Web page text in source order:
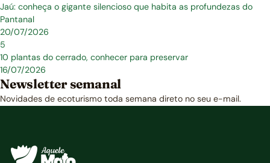
Jaú: conheça o gigante silencioso que habita as profundezas do
Pantanal
20/07/2026
5
10 plantas do cerrado, conhecer para preservar
16/07/2026
Newsletter semanal
Novidades de ecoturismo toda semana direto no seu e-mail.